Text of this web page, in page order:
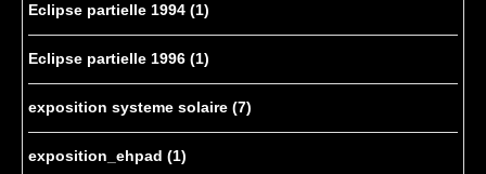
Eclipse partielle 1994 (1)
Eclipse partielle 1996 (1)
exposition systeme solaire (7)
exposition_ehpad (1)